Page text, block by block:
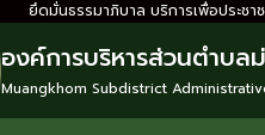
ยึดมั่นธรรมาภิบาล บริการเพื่อประชา
องค์การบริหารส่วนตำบล
Muangkhom Subdistrict